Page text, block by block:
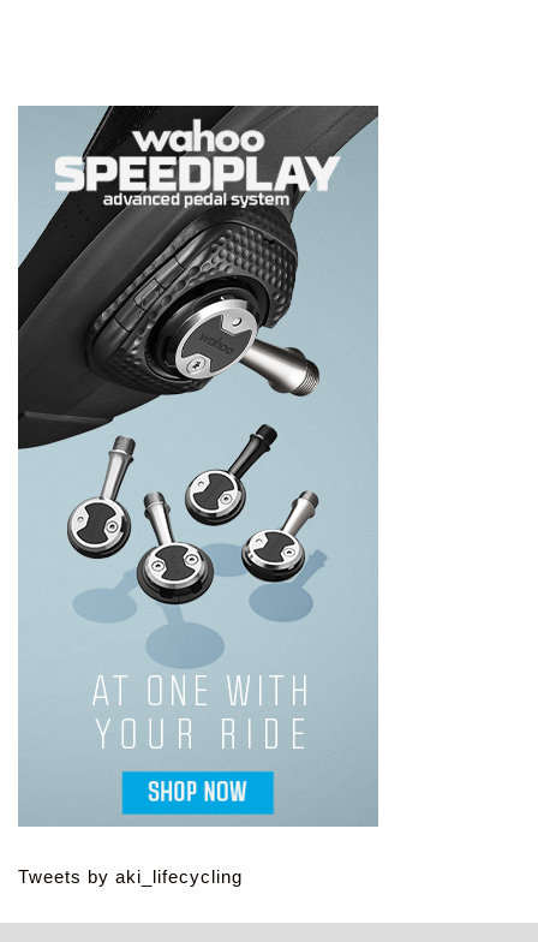
Tweets by aki_lifecycling